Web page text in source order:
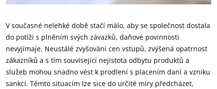
V současné nelehké době stačí málo, aby se společnost dostala
do potíží s plněním svých závazků, daňové povinnosti
nevyjímaje. Neustálé zvyšování cen vstupů, zvýšená opatrnost
zákazníků a s tím související nejistota odbytu produktů a
služeb mohou snadno vést k prodlení s placením daní a vzniku
sankcí. Těmto situacím lze sice do určité míry předcházet,